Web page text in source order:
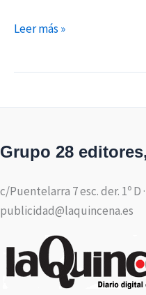
Leer más »
Grupo 28
c/Puentelarra 7 esc. der. 1º D
publicidad@laquincena.es